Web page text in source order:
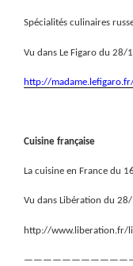
Spécialités culinaires
Vu dans Le Figaro du 28/
http://
Cuisine française
La cuisine en France du 16
Vu dans Libération du
http://www.liberation.fr/